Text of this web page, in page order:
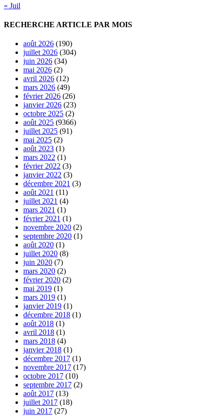
« Juil
RECHERCHE ARTICLE PAR MOIS
août 2026 (190)
juillet 2026 (304)
juin 2026 (34)
mai 2026 (2)
avril 2026 (12)
mars 2026 (49)
février 2026 (26)
janvier 2026 (23)
octobre 2025 (2)
août 2025 (9366)
juillet 2025 (91)
mai 2025 (2)
août 2023 (1)
mars 2022 (1)
février 2022 (3)
janvier 2022 (3)
décembre 2021 (3)
août 2021 (11)
juillet 2021 (4)
mars 2021 (1)
février 2021 (1)
novembre 2020 (2)
septembre 2020 (1)
août 2020 (1)
juillet 2020 (8)
juin 2020 (7)
mars 2020 (2)
février 2020 (2)
mai 2019 (1)
mars 2019 (1)
janvier 2019 (1)
décembre 2018 (1)
août 2018 (1)
avril 2018 (1)
mars 2018 (4)
janvier 2018 (1)
décembre 2017 (1)
novembre 2017 (17)
octobre 2017 (10)
septembre 2017 (2)
août 2017 (13)
juillet 2017 (18)
juin 2017 (27)